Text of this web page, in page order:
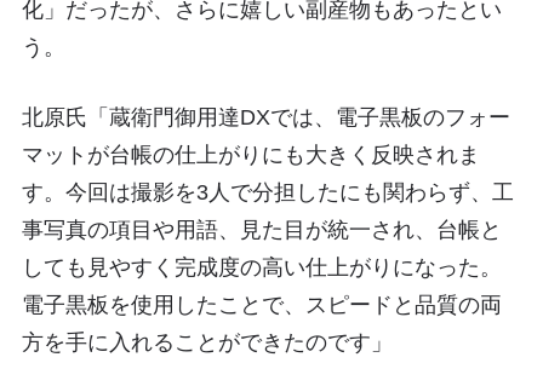
化」だったが、さらに嬉しい副産物もあったとい
う。
北原氏「蔵衛門御用達DXでは、電子黒板のフォー
マットが台帳の仕上がりにも大きく反映されま
す。今回は撮影を3人で分担したにも関わらず、工
事写真の項目や用語、見た目が統一され、台帳と
しても見やすく完成度の高い仕上がりになった。
電子黒板を使用したことで、スピードと品質の両
方を手に入れることができたのです」